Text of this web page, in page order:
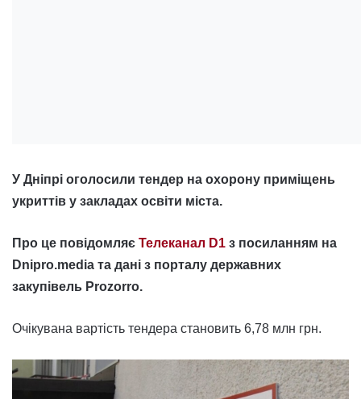
У Дніпрі оголосили тендер на охорону приміщень
укриттів у закладах освіти міста.
Про це повідомляє Телеканал D1 з посиланням на
Dnipro.media та дані з порталу державних
закупівель Prozorro.
Очікувана вартість тендера становить 6,78 млн грн.